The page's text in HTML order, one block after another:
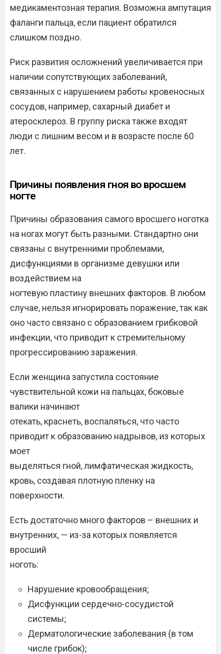
медикаментозная терапия. Возможна ампутация
фаланги пальца, если пациент обратился
слишком поздно.
Риск развития осложнений увеличивается при
наличии сопутствующих заболеваний,
связанных с нарушением работы кровеносных
сосудов, например, сахарный диабет и
атеросклероз. В группу риска также входят
люди с лишним весом и в возрасте после 60
лет.
Причины появления гноя во вросшем
ногте
Причины образования самого вросшего ноготка
на ногах могут быть разными. Стандартно они
связаны с внутренними проблемами,
дисфункциями в организме девушки или
воздействием на
ногтевую пластину внешних факторов. В любом
случае, нельзя игнорировать поражение, так как
оно часто связано с образованием грибковой
инфекции, что приводит к стремительному
прогрессированию заражения.
Если женщина запустила состояние
чувствительной кожи на пальцах, боковые
валики начинают
отекать, краснеть, воспаляться, что часто
приводит к образованию надрывов, из которых
моет
выделяться гной, лимфатическая жидкость,
кровь, создавая плотную пленку на
поверхности.
Есть достаточно много факторов – внешних и
внутренних, — из-за которых появляется
вросший
ноготь:
Нарушение кровообращения;
Дисфункции сердечно-сосудистой
системы;
Дерматологические заболевания (в том
числе грибок);